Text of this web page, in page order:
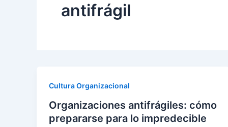
antifrágil
Cultura Organizacional
Organizaciones antifrágiles: cómo
prepararse para lo impredecible